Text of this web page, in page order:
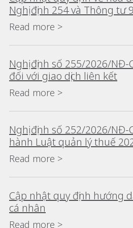
Nghị định 254 và Thông tư
Read more >
Nghị định số 255/2026/
đối với giao dịch liên kết
Read more >
Nghị định số 252/2026/
hành Luật quản lý thuế
Read more >
Cập nhật quy định hướng
cá nhân
Read more >